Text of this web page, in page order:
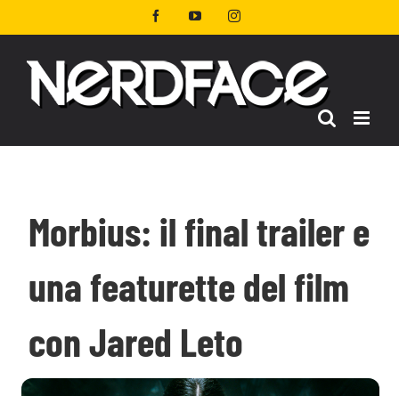
al
FacebookYouTubeInstagram
Morbius: il final trailer e
una featurette del film
con Jared Leto